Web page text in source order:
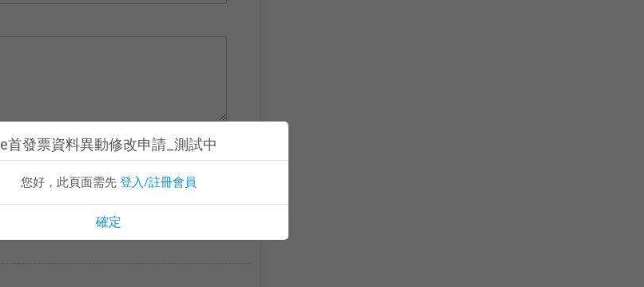
e首發票資料異動修改申請_測試中
您好，此頁面需先 登入/註冊會員
確定